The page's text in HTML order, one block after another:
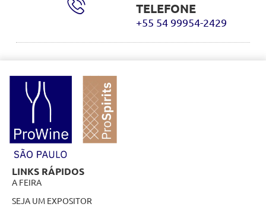
TELEFONE
+55 54 99954-2429
LINKS RÁPIDOS
A FEIRA
SEJA UM EXPOSITOR